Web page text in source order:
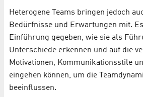
Heterogene Teams bringen jedoch
Bedürfnisse und Erwartungen mit.
Einführung gegeben, wie sie als
Unterschiede erkennen und auf die
Motivationen, Kommunikationsstile
eingehen können, um die
beeinflussen.